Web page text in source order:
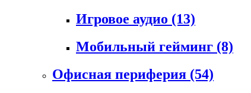
Игровое аудио (13)
Мобильный гейминг (8)
Офисная периферия (54)